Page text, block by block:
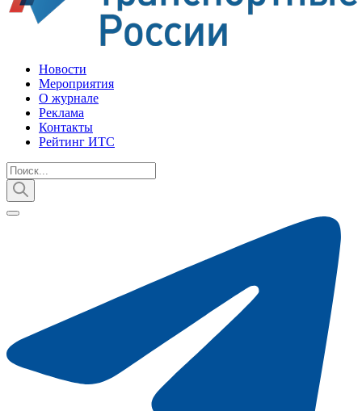
Новости
Мероприятия
О журнале
Реклама
Контакты
Рейтинг ИТС